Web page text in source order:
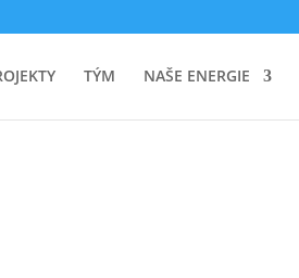
TÝM NAŠE ENERGIE